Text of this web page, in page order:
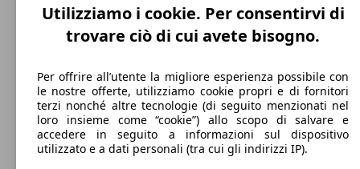
173 km/h
Velocità massima
GPL
Carburante
Utilizziamo i cookie. Per consentirvi di
trovare ciò di cui avete bisogno.
Per offrire all’utente la migliore esperienza possibile con
le nostre offerte, utilizziamo cookie propri e di fornitori
terzi nonché altre tecnologie (di seguito menzionati nel
loro insieme come “cookie”) allo scopo di salvare e
accedere in seguito a informazioni sul dispositivo
utilizzato e a dati personali (tra cui gli indirizzi IP).